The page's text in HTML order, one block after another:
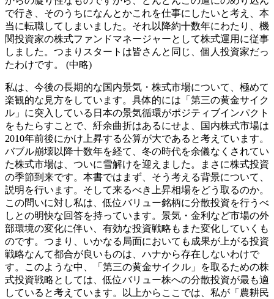
で行き、そのうちになんとかこれを仕事にしたいと考え、本
当に転職してしまいました。それ以降約十数年にわたり、機
関投資家の株式ファンドマネージャーとして株式運用に従事
しました。つまりスタートは皆さんと同じ、個人投資家だっ
たわけです。 (中略)
私は、今後の長期的な国内景気・株式市場について、極めて
楽観的な見方をしています。具体的には「第三の黄金サイク
ル」に突入している日本の景気循環がポジティブインパクト
をもたらすことで、紆余曲折はあるにせよ、国内株式市場は
2010年前後にかけ上昇する公算が大であると考えています。
バブル崩壊以降十数年を経て、冬の時代を余儀なくされてい
た株式市場は、ついに雪解けを迎えました。まさに株式投資
の季節到来です。本書ではまず、そう考える背景について、
説明を行います。そして来るべき上昇相場をどう取るのか。
この問いに対し私は、低位バリュー銘柄に分散投資を行うべ
しとの明快な回答を持っています。景気・金利など市場の外
部環境の変化に伴い、有効な投資戦略もまた変化していくも
のです。つまり、いかなる局面においても成果が上がる投資
戦略なんて都合が良いものは、ハナから存在しないわけで
す。このような中、「第三の黄金サイクル」を取るための株
式投資戦略としては、低位バリュー株への分散投資が最も適
していると考えています。以上からここでは、私が「農耕民